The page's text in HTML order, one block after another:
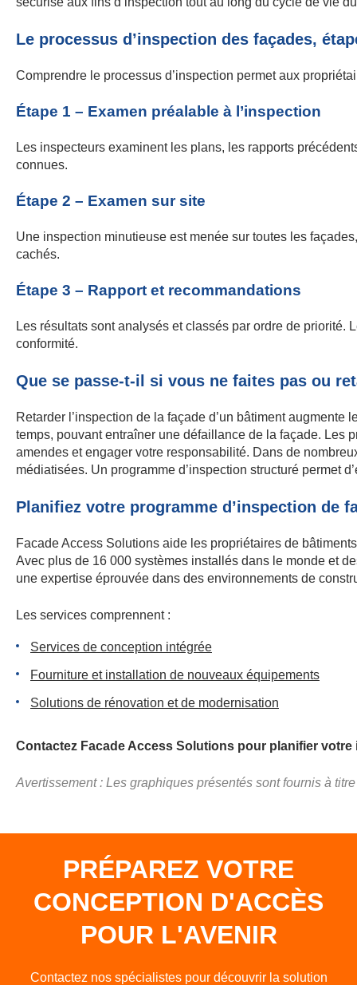
Le processus d’inspection des façades,
Comprendre le processus d’inspection permet aux
Étape 1 – Examen préalable à l’inspection
Les inspecteurs examinent les plans, les rapports
connues.
Étape 2 – Examen sur site
Une inspection minutieuse est menée sur toutes les
cachés.
Étape 3 – Rapport et recommandations
Les résultats sont analysés et classés par ordre de
conformité.
Que se passe-t-il si vous ne faites pas ou
Retarder l’inspection de la façade d’un bâtiment
temps, pouvant entraîner une défaillance de la façade. Les
amendes et engager votre responsabilité. Dans de
médiatisées. Un programme d’inspection structuré permet
Planifiez votre programme d’inspection de
Facade Access Solutions aide les propriétaires de
Avec plus de 16 000 systèmes installés dans le monde et
une expertise éprouvée dans des environnements de
Les services comprennent :
Services de conception intégrée
Fourniture et installation de nouveaux équipements
Solutions de rénovation et de modernisation
Contactez Facade Access Solutions pour planifier
Avertissement : Les graphiques présentés sont fournis à
PRÉPAREZ VOTRE
CONCEPTION D'ACCÈS
POUR L'AVENIR
Contactez nos spécialistes pour découvrir la solution